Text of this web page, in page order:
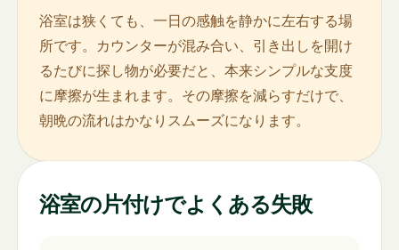
浴室は狭くても、一日の感触を静かに左右する場
所です。カウンターが混み合い、引き出しを開け
るたびに探し物が必要だと、本来シンプルな支度
に摩擦が生まれます。その摩擦を減らすだけで、
朝晩の流れはかなりスムーズになります。
浴室の片付けでよくある失敗